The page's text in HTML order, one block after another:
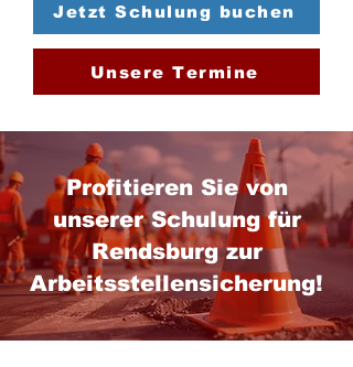
Jetzt Schulung buchen
Unsere Termine
Profitieren Sie von
unserer Schulung für
Rendsburg zur
Arbeitsstellensicherung!